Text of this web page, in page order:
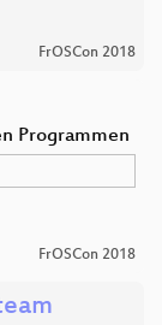
FrOSCon 2018
Programmen
FrOSCon 2018